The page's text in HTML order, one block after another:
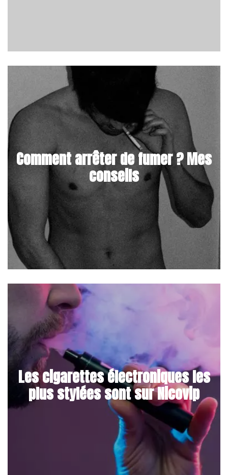
Comment arrêter de fumer ? Mes
conseils
Les cigarettes électroniques les
plus stylées sont sur Nicovip